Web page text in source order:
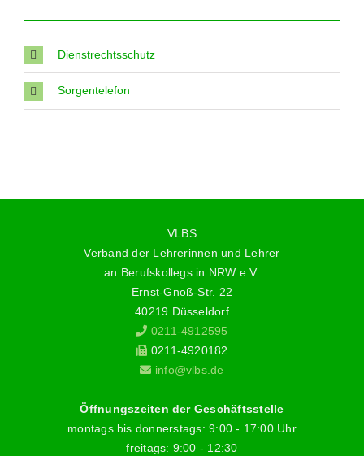
Dienstrechtsschutz
Sorgentelefon
VLBS
Verband der Lehrerinnen und Lehrer
an Berufskollegs in NRW e.V.
Ernst-Gnoß-Str. 22
40219 Düsseldorf
0211-4912595
0211-4920182
info@vlbs.de
Öffnungszeiten der Geschäftsstelle
montags bis donnerstags: 9:00 - 17:00 Uhr
freitags: 9:00 - 12:30